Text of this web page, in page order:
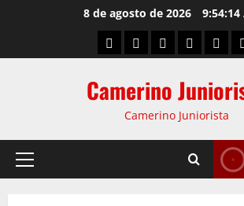
8 de agosto de 2026 9:54:15
Camerino
Camerino Juniorista